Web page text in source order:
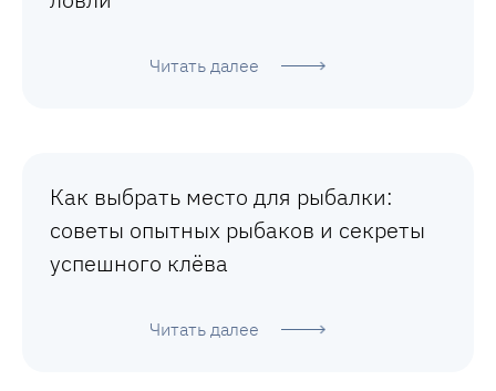
Читать далее
Как выбрать место для рыбалки:
советы опытных рыбаков и секреты
успешного клёва
Читать далее